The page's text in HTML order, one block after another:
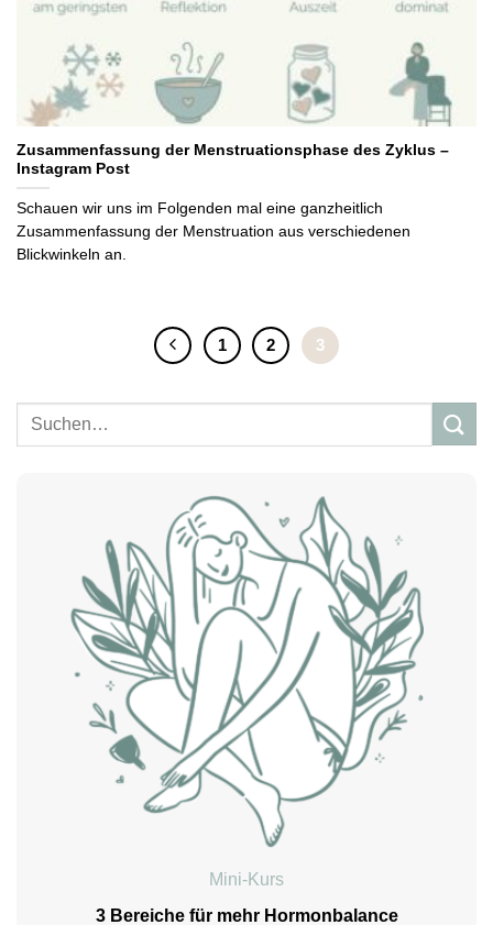
Zusammenfassung der Menstruationsphase des Zyklus –
Instagram Post
Schauen wir uns im Folgenden mal eine ganzheitlich
Zusammenfassung der Menstruation aus verschiedenen
Blickwinkeln an.
1 2 3
Mini-Kurs
3 Bereiche für mehr Hormonbalance